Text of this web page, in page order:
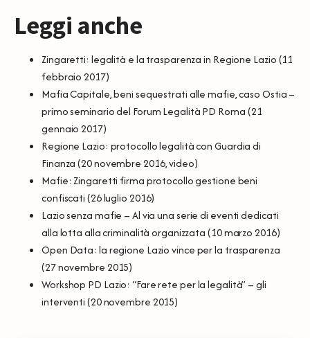
Leggi anche
Zingaretti: legalità e la trasparenza in Regione Lazio(11
febbraio 2017)
Mafia Capitale, beni sequestrati alle mafie, caso Ostia –
primo seminario del Forum Legalità PD Roma(21
gennaio 2017)
Regione Lazio: protocollo legalità con Guardia di
Finanza(20 novembre 2016, video)
Mafie: Zingaretti firma protocollo gestione beni
confiscati(26 luglio 2016)
Lazio senza mafie – Al via una serie di eventi dedicati
alla lotta alla criminalità organizzata(10 marzo 2016)
Open Data: la regione Lazio vince per la trasparenza
(27 novembre 2015)
Workshop PD Lazio: “Fare rete per la legalità” – gli
interventi(20 novembre 2015)